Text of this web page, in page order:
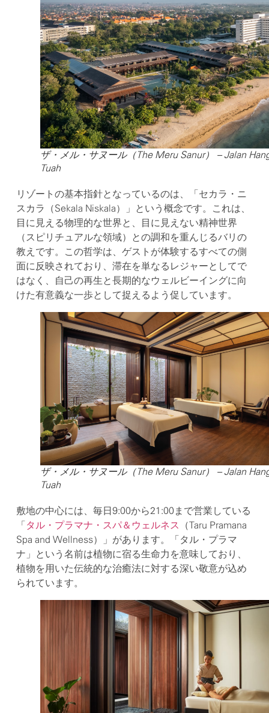
ザ・メル・サヌール（The Meru Sanur） – Jalan
Tuah
リゾートの基本指針となっているのは、「セカラ・ニ
スカラ（Sekala Niskala）」という概念です。これは、
目に見える物理的な世界と、目に見えない精神世界
（スピリチュアルな領域）との調和を重んじるバリの
教えです。この哲学は、ゲストが体験するすべての側
面に反映されており、滞在を単なるレジャーとしてで
はなく、自己の再生と長期的なウェルビーイングに向
けた有意義な一歩として捉えるよう促しています。
ザ・メル・サヌール（The Meru Sanur） – Jalan
Tuah
敷地の中心には、毎日9:00から21:00まで営業している
「 タル・プラマナ・スパ＆ウェルネス
（Taru Pramana
Spa and Wellness）」があります。「タル・プラマ
ナ」という名前は植物に宿る生命力を意味しており、
植物を用いた伝統的な治癒法に対する深い敬意が込め
られています。